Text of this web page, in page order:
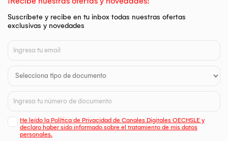
Suscríbete y recibe en tu inbox todas nuestras ofertas
exclusivas y novedades
He leído la Política de Privacidad de Canales Digitales OECHSLE y
declaro haber sido informado sobre el tratamiento de mis datos
personales.